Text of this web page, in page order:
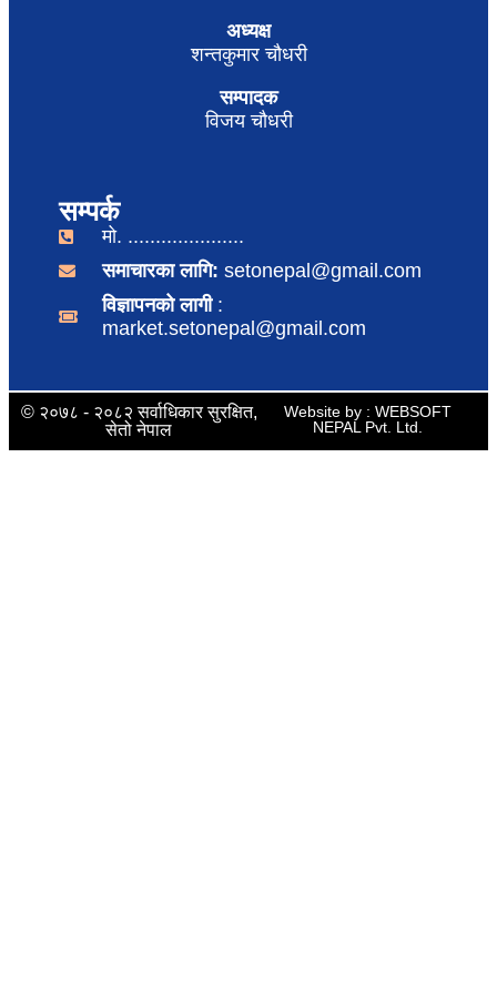
अध्यक्ष
शन्तकुमार चौधरी
सम्पादक
विजय चौधरी
सम्पर्क
मो. .....................
समाचारका लागि: setonepal@gmail.com
विज्ञापनको लागी :
market.setonepal@gmail.com
© २०७८ - २०८२ सर्वाधिकार सुरक्षित,
सेतो नेपाल
Website by : WEBSOFT
NEPAL Pvt. Ltd.